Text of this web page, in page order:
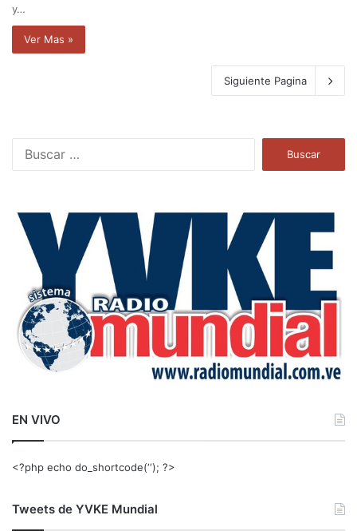
y…
Ver Mas »
Siguiente Pagina
a
EN VIVO
<?php echo do_shortcode(‘‘); ?>
Tweets de YVKE Mundial